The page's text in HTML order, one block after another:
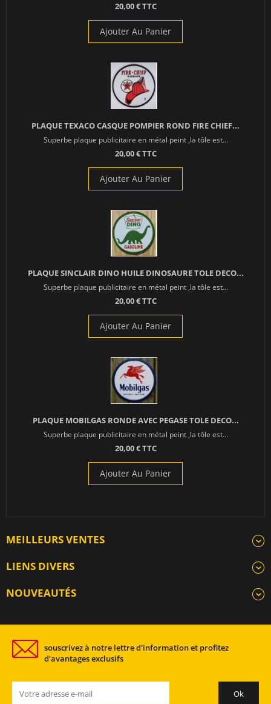
20,00 € TTC
Ajouter Au Panier
PLAQUE TEXACO CASQUE POMPIER ROND FIRE CHIEF...
Superbe plaque publicitaire en métal peint ,la tôle est...
20,00 € TTC
Ajouter Au Panier
PLAQUE SINCLAIR DINO HUILE DINOSAURE TOLE DECO...
Superbe plaque publicitaire en métal peint ,la tôle est...
20,00 € TTC
Ajouter Au Panier
PLAQUE MOBILGAS RONDE AVEC PEGASE TOLE DECO...
Superbe plaque publicitaire en métal peint ,la tôle est...
20,00 € TTC
Ajouter Au Panier
MEILLEURS VENTES
LIENS DIVERS
NOUVEAUTÉS
souscrivez à notre lettre d'information et profitez
d'avantages exclusifs